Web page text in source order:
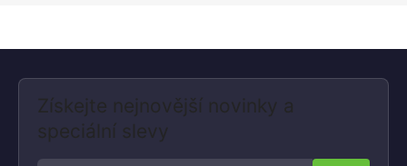
Získejte nejnovější novinky a
speciální slevy